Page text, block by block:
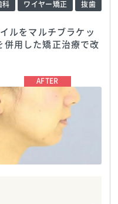
科 ワイヤー矯正 抜歯
ルをマルチブラケッ
併用した矯正治療で改
医療法人NATURALEE_さわだデ
ンタルクリニック